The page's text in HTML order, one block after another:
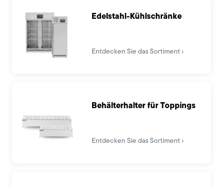
Edelstahl-Kühlschränke
Entdecken Sie das Sortiment
Behälterhalter für Toppings
Entdecken Sie das Sortiment